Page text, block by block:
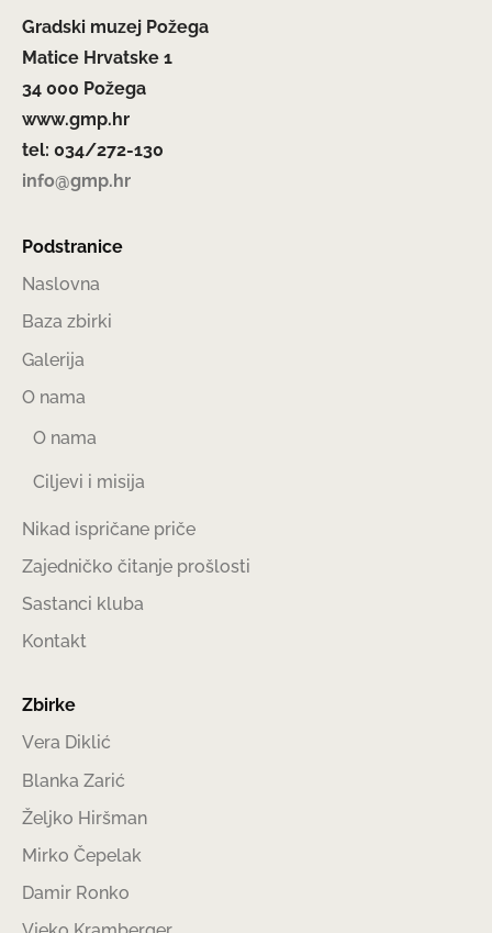
Gradski muzej Požega
Matice Hrvatske 1
34 000 Požega
www.gmp.hr
tel: 034/272-130
info@gmp.hr
Podstranice
Naslovna
Baza zbirki
Galerija
O nama
O nama
Ciljevi i misija
Nikad ispričane priče
Zajedničko čitanje prošlosti
Sastanci kluba
Kontakt
Zbirke
Vera Diklić
Blanka Zarić
Željko Hiršman
Mirko Čepelak
Damir Ronko